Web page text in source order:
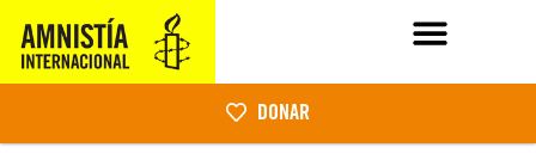
DONAR